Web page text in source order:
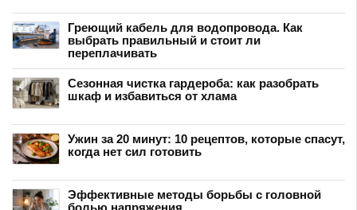
Греющий кабель для водопровода. Как
выбрать правильный и стоит ли
переплачивать
Сезонная чистка гардероба: как разобрать
шкаф и избавиться от хлама
Ужин за 20 минут: 10 рецептов, которые спасут,
когда нет сил готовить
Эффективные методы борьбы с головной
болью напряжения